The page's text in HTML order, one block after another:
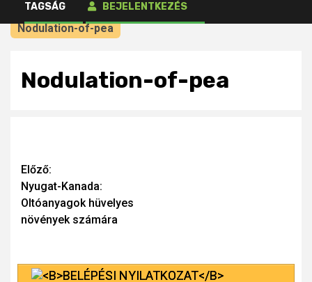
TAGSÁG BEJELENTKEZÉS
számára
Nodulation-of-pea
Nodulation-of-pea
Continue
Reading
Előző:
Nyugat-Kanada:
Oltóanyagok hüvelyes
növények számára